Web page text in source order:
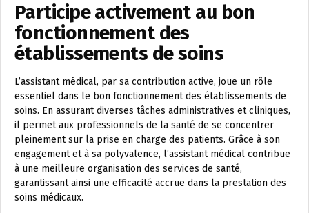
Participe activement au bon
fonctionnement des
établissements de soins
L’assistant médical, par sa contribution active, joue un rôle
essentiel dans le bon fonctionnement des établissements de
soins. En assurant diverses tâches administratives et cliniques,
il permet aux professionnels de la santé de se concentrer
pleinement sur la prise en charge des patients. Grâce à son
engagement et à sa polyvalence, l’assistant médical contribue
à une meilleure organisation des services de santé,
garantissant ainsi une efficacité accrue dans la prestation des
soins médicaux.